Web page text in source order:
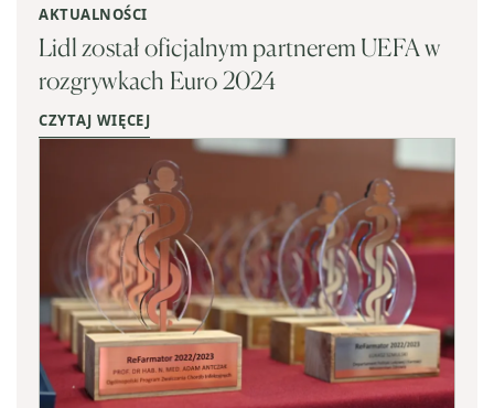
AKTUALNOŚCI
Lidl został oficjalnym partnerem UEFA w
rozgrywkach Euro 2024
CZYTAJ WIĘCEJ